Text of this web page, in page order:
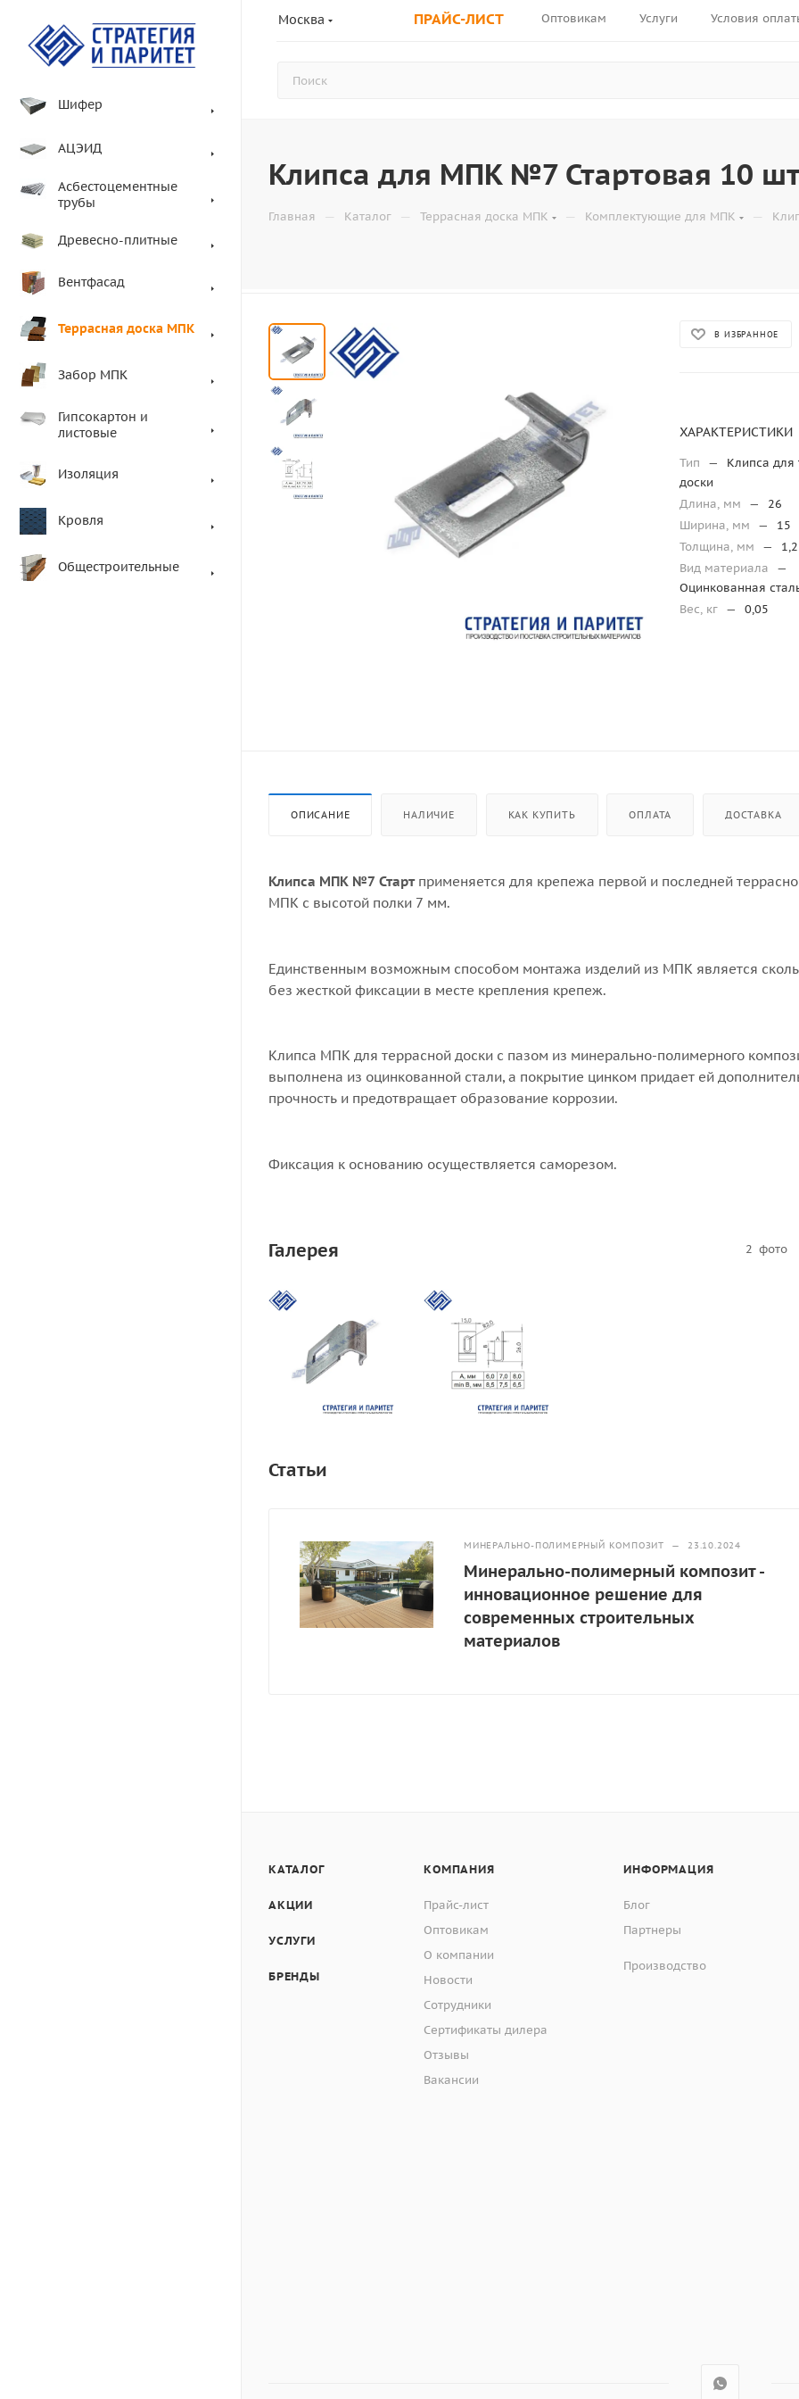
Москва ПРАЙС-ЛИСТ Оптовикам Услуги Условия
Шифер
АЦЭИД
Асбестоцементные
трубы
Древесно-плитные
Вентфасад
Террасная доска МПК
Забор МПК
Гипсокартон и
листовые
Изоляция
Кровля
Общестроительные
Клипса для МПК №7 Стартовая 10
Главная — Каталог — Террасная доска МПК — Комплектующие для МПК —
В ИЗБРАННОЕ
ХАРАКТЕРИСТИКИ
Тип —
Клипса для
доски
Длина, мм
—
26
Ширина, мм
—
15
Толщина, мм
—
1,2
Вид материала
—
Оцинкованная
Вес, кг — 0,05
ОПИСАНИЕ НАЛИЧИЕ КАК КУПИТЬ ОПЛАТА ДОСТАВКА
Клипса МПК №7 Стартприменяется для крепежа первой и последней
МПК с высотой полки 7 мм.
Единственным возможным способом монтажа изделий из МПК является
без жесткой фиксации в месте крепления крепеж.
Клипса МПК для террасной доски с пазом из минерально-полимерного
выполнена из оцинкованной стали, а покрытие цинком придает ей
прочность и предотвращает образование коррозии.
Фиксация к основанию осуществляется саморезом.
Галерея 2 фото
Статьи
МИНЕРАЛЬНО-ПОЛИМЕРНЫЙ КОМПОЗИТ — 23.10.2024
Минерально-полимерный композит -
инновационное решение для
современных строительных
материалов
КАТАЛОГ
АКЦИИ
УСЛУГИ
БРЕНДЫ
КОМПАНИЯ
Прайс-лист
Оптовикам
О компании
Новости
Сотрудники
Сертификаты дилера
Отзывы
Вакансии
ИНФОРМАЦИЯ
Блог
Партнеры
Производство